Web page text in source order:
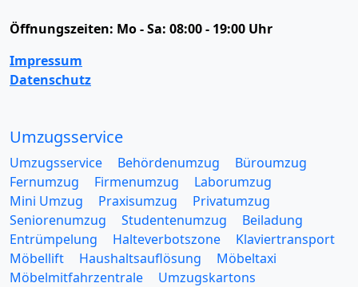
Öffnungszeiten: Mo - Sa: 08:00 - 19:00 Uhr
Impressum
Datenschutz
Umzugsservice
Umzugsservice Behördenumzug
Büroumzug
Fernumzug
Firmenumzug
Laborumzug
Mini Umzug
Praxisumzug
Privatumzug
Seniorenumzug
Studentenumzug
Beiladung
Entrümpelung
Halteverbotszone
Klaviertransport
Möbellift
Haushaltsauflösung
Möbeltaxi
Möbelmitfahrzentrale
Umzugskartons